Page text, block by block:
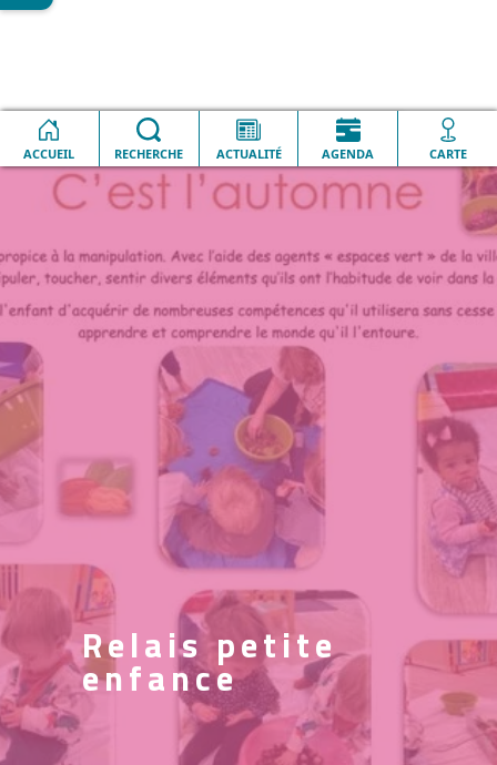
ACCUEIL RECHERCHE ACTUALITÉ AGENDA CARTE
Accueil Lesquin en image Relais petite enfance
Relais petite
enfance